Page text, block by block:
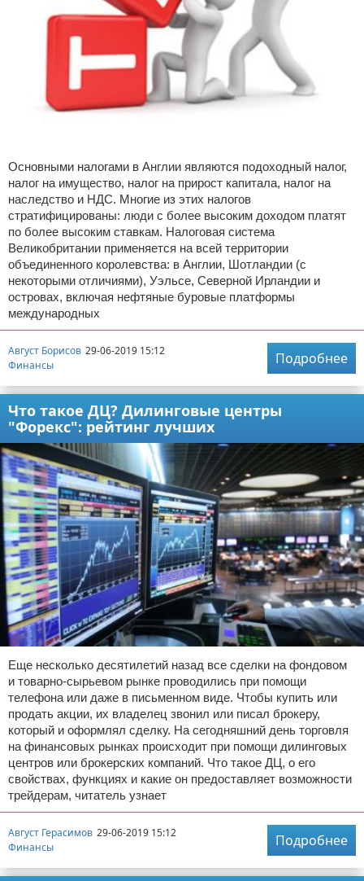
Основными налогами в Англии являются подоходный налог,
налог на имущество, налог на прирост капитала, налог на
наследство и НДС. Многие из этих налогов
стратифицированы: люди с более высоким доходом платят
по более высоким ставкам. Налоговая система
Великобритании применяется на всей территории
объединенного королевства: в Англии, Шотландии (с
некоторыми отличиями), Уэльсе, Северной Ирландии и
островах, включая нефтяные буровые платформы
международных
Август Борисов 29-06-2019 15:12
Финансы
Подробнее
Что такое ДЦ? Дилинговые центры
"Форекс": рейтинг лучших
Еще несколько десятилетий назад все сделки на фондовом
и товарно-сырьевом рынке проводились при помощи
телефона или даже в письменном виде. Чтобы купить или
продать акции, их владелец звонил или писал брокеру,
который и оформлял сделку. На сегодняшний день торговля
на финансовых рынках происходит при помощи дилинговых
центров или брокерских компаний. Что такое ДЦ, о его
свойствах, функциях и какие он предоставляет возможности
трейдерам, читатель узнает
Август Герасимов 29-06-2019 15:12
Финансы
Подробнее